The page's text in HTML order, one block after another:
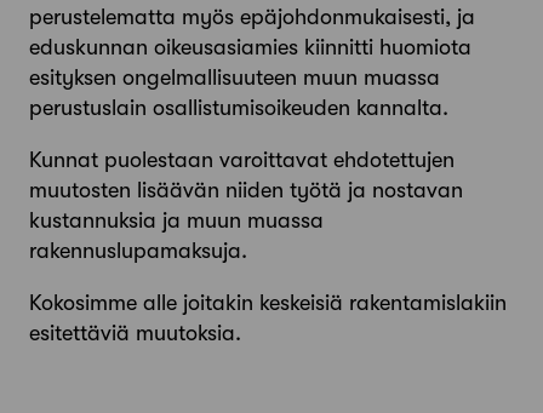
perustelematta myös epäjohdonmukaisesti, ja
eduskunnan oikeusasiamies kiinnitti huomiota
esityksen ongelmallisuuteen muun muassa
perustuslain osallistumisoikeuden kannalta.
Kunnat puolestaan varoittavat ehdotettujen
muutosten lisäävän niiden työtä ja nostavan
kustannuksia ja muun muassa
rakennuslupamaksuja.
Kokosimme alle joitakin keskeisiä rakentamislakiin
esitettäviä muutoksia.